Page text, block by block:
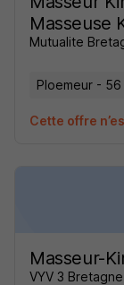
Masseuse
Mutualite
Ploemeur - 56
Cette offre
Masseur-
VYV 3 Bretagne